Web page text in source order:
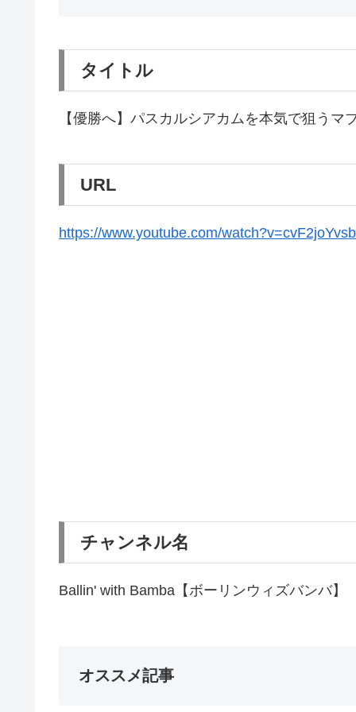
タイトル
【優勝へ】パスカルシアカムを本気で狙う
URL
https://www.youtube.com/
チャンネル名
Ballin' with Bamba【ボーリンウィズバンバ】
オススメ記事